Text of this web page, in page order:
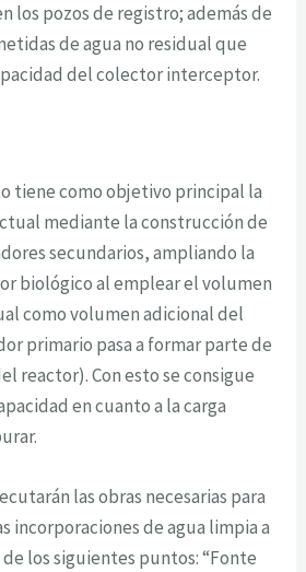
los pozos de registro; además de
de agua no residual que
del colector interceptor.
tiene como objetivo principal la
mediante la construcción de
secundarios, ampliando la
biológico al emplear el volumen
como volumen adicional del
primario pasa a formar parte de
reactor). Con esto se consigue
en cuanto a la carga
las obras necesarias para
incorporaciones de agua limpia a
los siguientes puntos: “Fonte